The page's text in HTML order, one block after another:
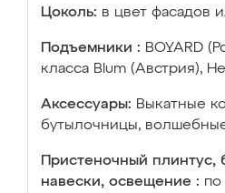
Цоколь: в цвет фасадов
Подъемники : BOYARD
класса Blum (Австрия),
Аксессуары: Выкатные
бутылочницы,
Пристеночный плинтус,
навески, освещение : по